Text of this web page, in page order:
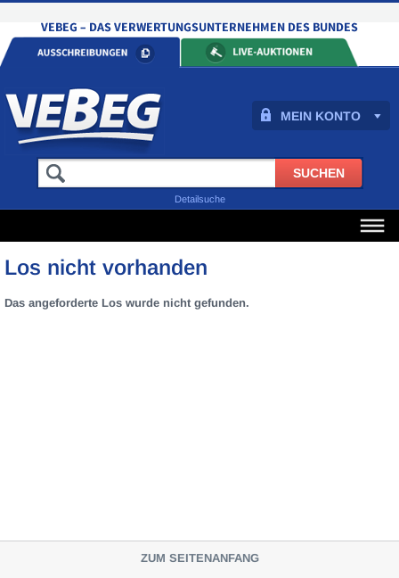
MEIN KONTO
Detailsuche
Los nicht vorhanden
Das angeforderte Los wurde nicht gefunden.
ZUM SEITENANFANG